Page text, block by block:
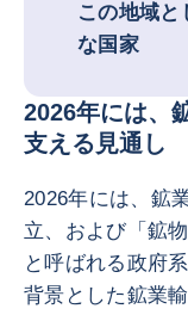
この地域
な国家
2026年には、
支える見通し
2026年には、鉱
立、および「鉱
と呼ばれる政府
背景とした鉱業